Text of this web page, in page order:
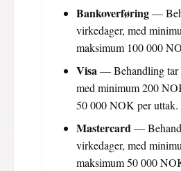
Bankoverføring—
virkedager, med
maksimum 100 000
Visa— Behandling tar
med minimum 200
50 000 NOK per uttak.
Mastercard—
virkedager, med
maksimum 50 000